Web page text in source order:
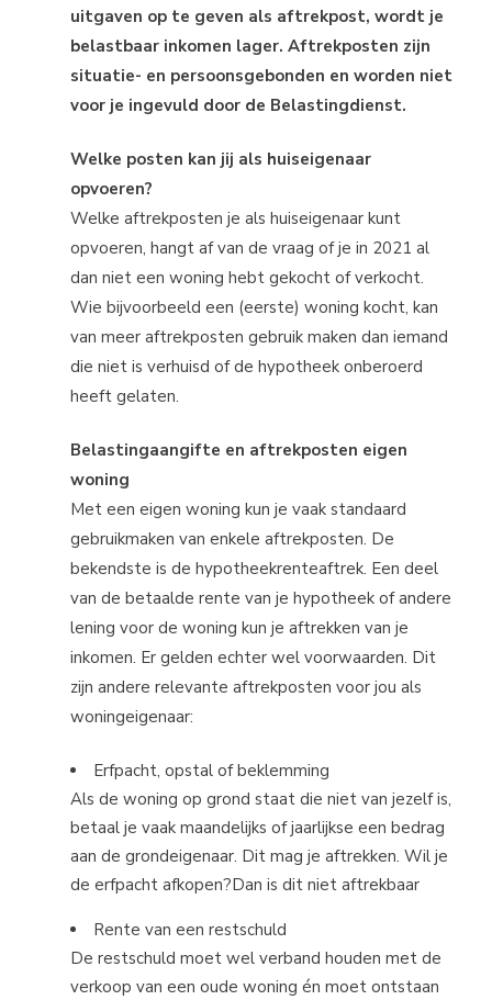
uitgaven op te geven als aftrekpost, wordt je
belastbaar inkomen lager. Aftrekposten zijn
situatie- en persoonsgebonden en worden niet
voor je ingevuld door de Belastingdienst.
Welke posten kan jij als huiseigenaar
opvoeren?
Welke aftrekposten je als huiseigenaar kunt
opvoeren, hangt af van de vraag of je in 2021 al
dan niet een woning hebt gekocht of verkocht.
Wie bijvoorbeeld een (eerste) woning kocht, kan
van meer aftrekposten gebruik maken dan iemand
die niet is verhuisd of de hypotheek onberoerd
heeft gelaten.
Belastingaangifte en aftrekposten eigen
woning
Met een eigen woning kun je vaak standaard
gebruikmaken van enkele aftrekposten. De
bekendste is de hypotheekrenteaftrek. Een deel
van de betaalde rente van je hypotheek of andere
lening voor de woning kun je aftrekken van je
inkomen. Er gelden echter wel voorwaarden. Dit
zijn andere relevante aftrekposten voor jou als
woningeigenaar:
Erfpacht, opstal of beklemming
Als de woning op grond staat die niet van jezelf is,
betaal je vaak maandelijks of jaarlijkse een bedrag
aan de grondeigenaar. Dit mag je aftrekken. Wil je
de erfpacht afkopen?Dan is dit niet aftrekbaar
Rente van een restschuld
De restschuld moet wel verband houden met de
verkoop van een oude woning én moet ontstaan